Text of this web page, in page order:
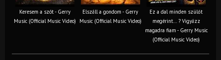
Keresem a szót - Gerry
Music (Official Music Video)
Elszáll a gondom - Gerry
Music (Official Music Video)
Ez a dal minden szülőt
megérint… ? Vigyázz
magadra fiam - Gerry Music
(Official Music Video)